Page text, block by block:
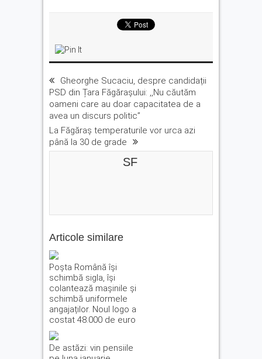
Gheorghe Sucaciu, despre candidații
PSD din Țara Făgărașului: ,,Nu căutăm
oameni care au doar capacitatea de a
avea un discurs politic”
La Făgăraș temperaturile vor urca azi
până la 30 de grade
SF
Articole similare
Poșta Română își
schimbă sigla, își
colantează mașinile și
schimbă uniformele
angajaților. Noul logo a
costat 48.000 de euro
De astăzi: vin pensiile